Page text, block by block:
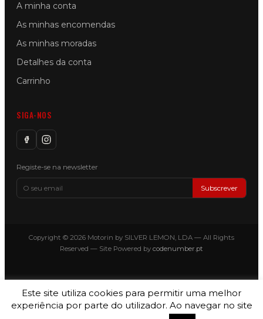
A minha conta
As minhas encomendas
As minhas moradas
Detalhes da conta
Carrinho
SIGA-NOS
Registe-se na newsletter
Subscrever
Copyright © 2026 Motorin by SILVER LEMON, LDA — All Rights
Reserved — Site Powered by codenumber.pt
Este site utiliza cookies para permitir uma melhor
experiência por parte do utilizador. Ao navegar no site